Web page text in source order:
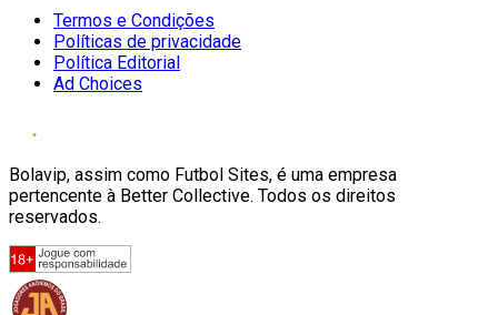
Termos e Condições
Políticas de privacidade
Política Editorial
Ad Choices
Bolavip, assim como Futbol Sites, é uma empresa
pertencente à Better Collective. Todos os direitos
reservados.